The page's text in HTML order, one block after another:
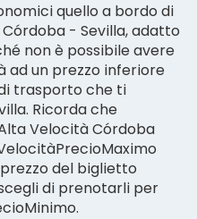
quello a bordo di
- Sevilla, adatto
non è possibile avere
ad un prezzo inferiore
trasporto che ti
Ricorda che
Velocità Córdoba
del biglietto
di prenotarli per